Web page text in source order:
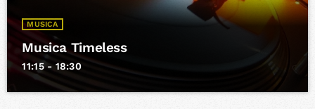
MUSICA
Musica Timeless
11:15 - 18:30